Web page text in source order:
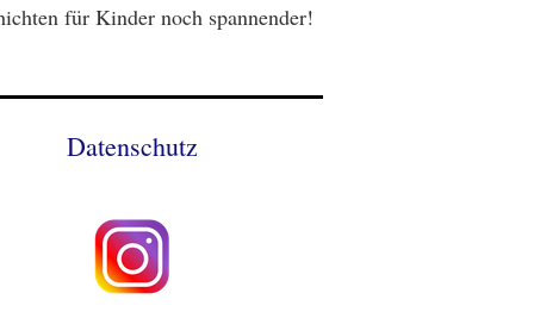
für Kinder noch spannender!
Datenschutz